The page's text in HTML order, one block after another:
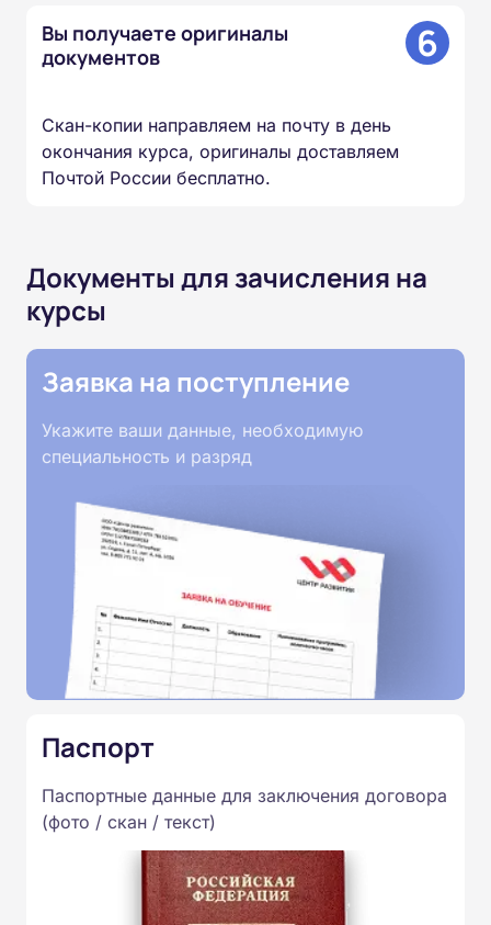
Вы получаете оригиналы
документов
6
Скан-копии направляем на почту в день
окончания курса, оригиналы доставляем
Почтой России бесплатно.
Документы для зачисления на
курсы
Заявка на поступление
Укажите ваши данные, необходимую
специальность и разряд
Паспорт
Паспортные данные для заключения договора
(фото / скан / текст)